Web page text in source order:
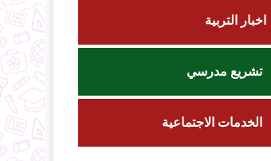
اخبار التربية
تشريع مدرسي
الخدمات الاجتماعية